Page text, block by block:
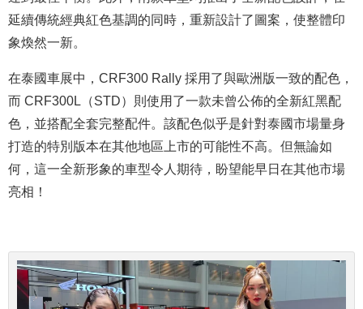
延續傳統經典紅色基調的同時，重新設計了圖案，使整體印
象煥然一新。
在泰國車展中，CRF300 Rally 採用了與歐洲版一致的配色，
而 CRF300L（STD）則使用了一款未曾公佈的全新紅黑配
色，並搭配全套完整配件。該配色似乎是針對泰國市場量身
打造的特別版本在其他地區上市的可能性不高。但無論如
何，這一全新形象的車型令人期待，盼望能早日在其他市場
亮相！